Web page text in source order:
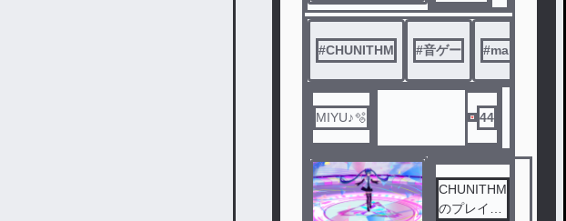
#CHUNITHM #音ゲー #maimai
MIYU♪🫧 44
CHUNITHM
のプレイ結